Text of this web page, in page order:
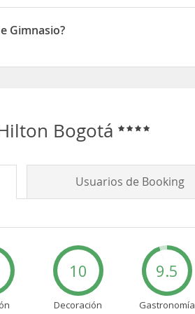
Gimnasio?
Bogotá
Usuarios de Booking
10
Decoración
9.5
Gastronomía